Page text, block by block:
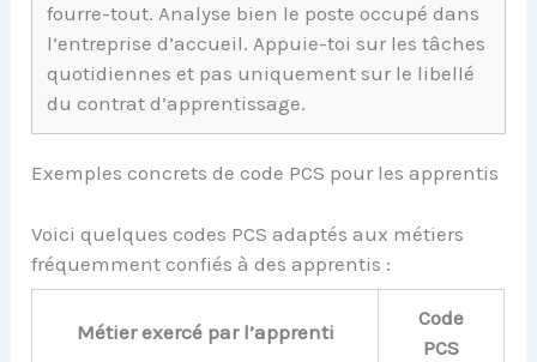
fourre-tout. Analyse bien le poste occupé dans
l’entreprise d’accueil. Appuie-toi sur les tâches
quotidiennes et pas uniquement sur le libellé
du contrat d’apprentissage.
Exemples concrets de code PCS pour les apprentis
Voici quelques codes PCS adaptés aux métiers
fréquemment confiés à des apprentis :
Métier exercé par l’apprenti
Code
PCS